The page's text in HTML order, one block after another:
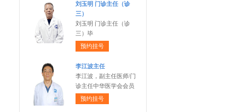
刘玉明 门诊主任（诊
三）
刘玉明 门诊主任（诊
三）毕
预约挂号
李江波主任
李江波，副主任医师/门
诊主任中华医学会会员
预约挂号